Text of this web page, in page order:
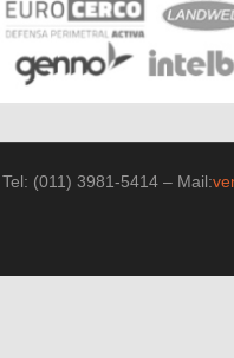
(011) 3981-5414 – Mail: